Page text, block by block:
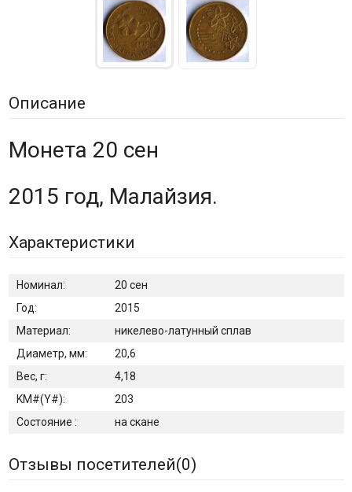
Описание
Монета 20 сен
2015 год, Малайзия.
Характеристики
Номинал:
20 сен
Год:
2015
Материал:
никелево-латунный сплав
Диаметр, мм:
20,6
Вес, г:
4,18
KM#(Y#):
203
Состояние :
на скане
Отзывы посетителей(0)